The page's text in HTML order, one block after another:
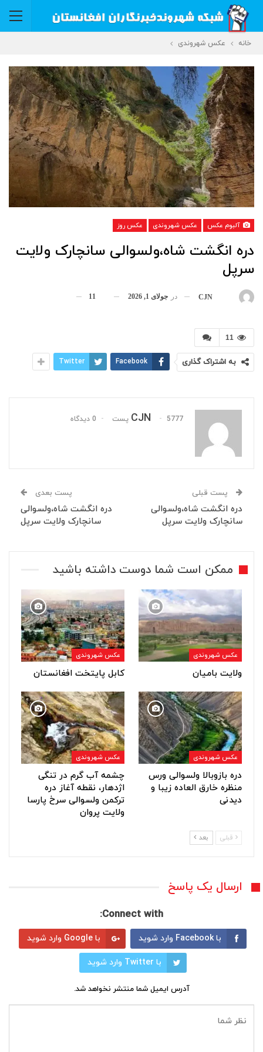
خانه عکس شهروندی
آلبوم عکس عکس شهروندی عکس روز
دره انگشت شاه،ولسوالی سانچارک ولایت
سرپل
CJN در جولای 1, 2026 11
11
به اشتراک گذاری Facebook
Twitter
CJN 5777 پست 0 دیدگاه
پست قبلی
دره انگشت شاه،ولسوالی
سانچارک ولایت سرپل
پست بعدی
دره انگشت شاه،ولسوالی
سانچارک ولایت سرپل
ممکن است شما دوست داشته باشید
عکس شهروندی
ولایت بامیان
عکس شهروندی
کابل پایتخت افغانستان
عکس شهروندی
دره بازوبالا ولسوالی ورس
منظره خارق العاده زیبا و
دیدنی
عکس شهروندی
چشمه آب گرم در تنگی
اژدهار، نقطه آغاز دره
ترکمن ولسوالی سرخ پارسا
ولایت پروان
قبلی بعد
ارسال یک پاسخ
Connect with:
با Facebook وارد شوید با Google وارد شوید
با Twitter وارد شوید
آدرس ایمیل شما منتشر نخواهد شد.